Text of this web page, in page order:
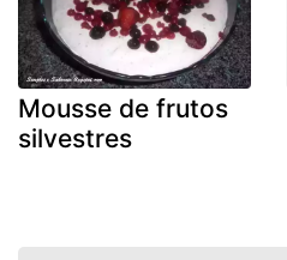
Mousse de frutos
silvestres